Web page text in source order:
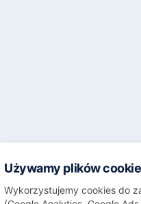
Używamy plików
Wykorzystujemy cookies do